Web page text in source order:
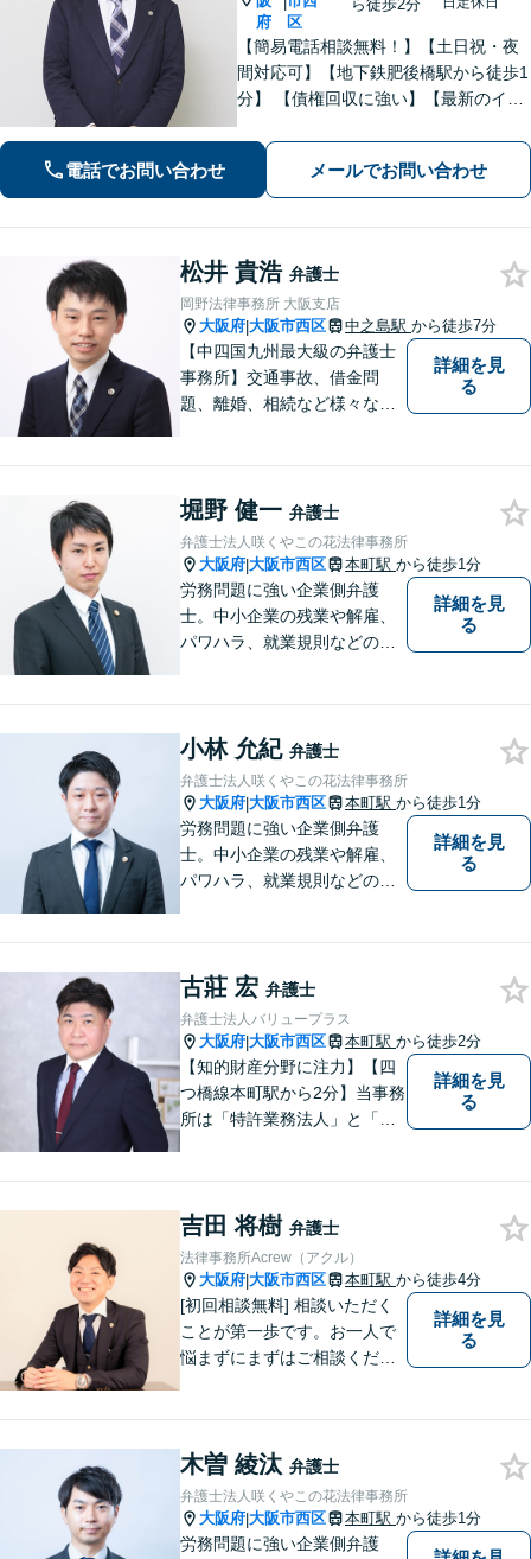
府
区
ら徒歩2分
【簡易電話相談無料！】【土日祝・夜
間対応可】【地下鉄肥後橋駅から徒歩1
分】 【債権回収に強い】【最新のイン
けで解決することもよくあります。ま
ずはお気軽にご相談下さい。【ビデオ
面談可】【法テラス利用可】
電話でお問い合わせ メールでお問い合わせ
松井 貴浩 弁護士
岡野法律事務所 大阪支店
大阪府|大阪市西区 中之島駅 から徒歩7分
【中四国九州最大級の弁護士
事務所】交通事故、借金問
題、離婚、相続など様々な問
い！
詳細を見
る
堀野 健一 弁護士
弁護士法人咲くやこの花法律事務所
大阪府|大阪市西区 本町駅 から徒歩1分
労務問題に強い企業側弁護
士。中小企業の残業や解雇、
パワハラ、就業規則などの問
詳細を見
る
小林 允紀 弁護士
弁護士法人咲くやこの花法律事務所
大阪府|大阪市西区 本町駅 から徒歩1分
労務問題に強い企業側弁護
士。中小企業の残業や解雇、
パワハラ、就業規則などの問
詳細を見
る
古莊 宏 弁護士
弁護士法人バリュープラス
大阪府|大阪市西区 本町駅 から徒歩2分
【知的財産分野に注力】【四
つ橋線本町駅から2分】当事務
所は「特許業務法人」と「弁
ュニケーション」を大切に
し、喜んで頂けるサービスを
提供いたします【法テラス利
用可】
詳細を見
る
吉田 将樹 弁護士
法律事務所Acrew（アクル）
大阪府|大阪市西区 本町駅 から徒歩4分
[初回相談無料] 相談いただく
ことが第一歩です。お一人で
悩まずにまずはご相談くださ
詳細を見
る
木曽 綾汰 弁護士
弁護士法人咲くやこの花法律事務所
大阪府|大阪市西区 本町駅 から徒歩1分
労務問題に強い企業側弁護